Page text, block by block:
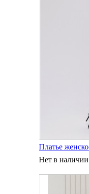
Платье
Нет в наличии